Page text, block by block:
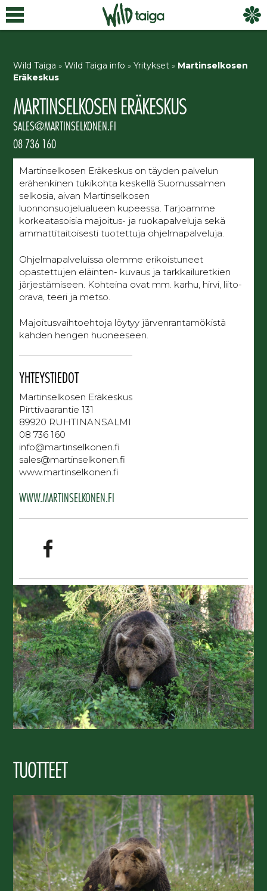
Wild Taiga »Wild Taiga info »Yritykset » Martinselkosen
Eräkeskus
MARTINSELKOSEN ERÄKESKUS
SALES@MARTINSELKONEN.FI
08 736 160
Martinselkosen Eräkeskus on täyden palvelun
erähenkinen tukikohta keskellä Suomussalmen
selkosia, aivan Martinselkosen
luonnonsuojelualueen kupeessa. Tarjoamme
korkeatasoisia majoitus- ja ruokapalveluja sekä
ammattitaitoisesti tuotettuja ohjelmapalveluja.
Ohjelmapalveluissa olemme erikoistuneet
opastettujen eläinten- kuvaus ja tarkkailuretkien
järjestämiseen. Kohteina ovat mm. karhu, hirvi, liito-
orava, teeri ja metso.
Majoitusvaihtoehtoja löytyy järvenrantamökistä
kahden hengen huoneeseen.
YHTEYSTIEDOT
Martinselkosen Eräkeskus
Pirttivaarantie 131
89920 RUHTINANSALMI
08 736 160
info@martinselkonen.fi
sales@martinselkonen.fi
www.martinselkonen.fi
WWW.MARTINSELKONEN.FI
TUOTTEET